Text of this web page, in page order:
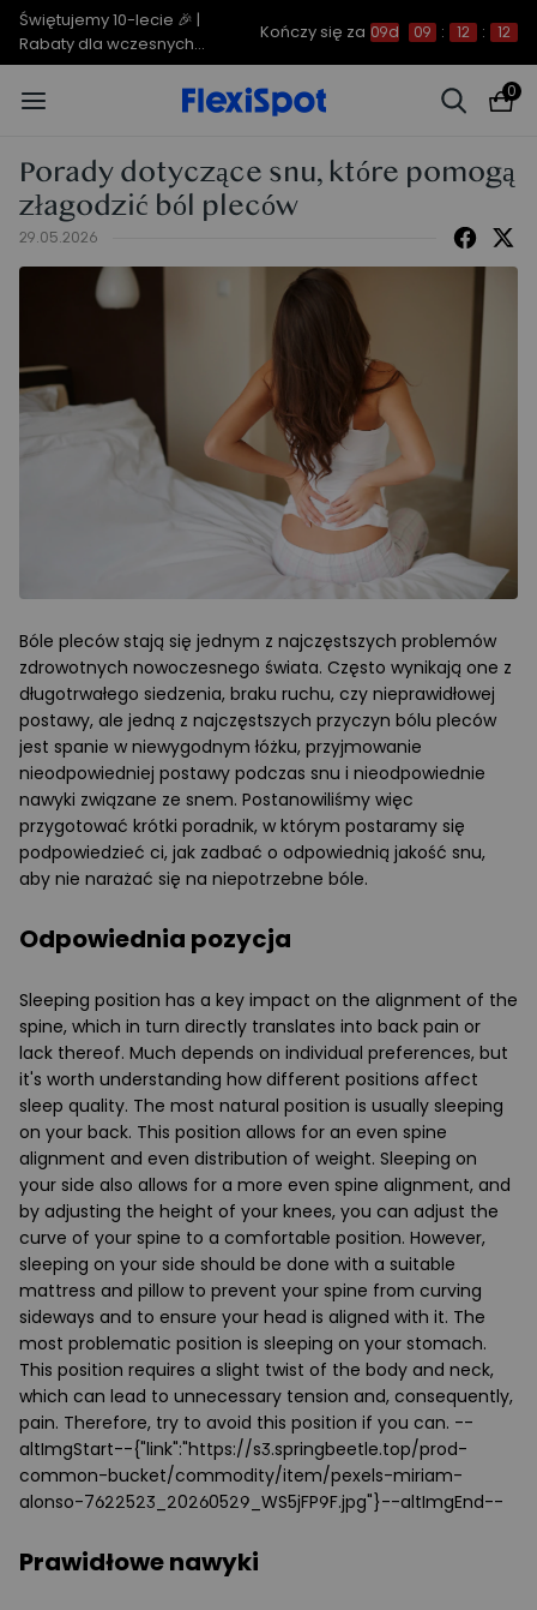
Świętujemy 10-lecie 🎉 |
Rabaty dla wczesnych
ptaków do 850 zł
Kończy się za 09d 09 : 12 : 12
0
Porady dotyczące snu, które pomogą
złagodzić ból pleców
29.05.2026
Bóle pleców stają się jednym z najczęstszych problemów
zdrowotnych nowoczesnego świata. Często wynikają one z
długotrwałego siedzenia, braku ruchu, czy nieprawidłowej
postawy, ale jedną z najczęstszych przyczyn bólu pleców
jest spanie w niewygodnym łóżku, przyjmowanie
nieodpowiedniej postawy podczas snu i nieodpowiednie
nawyki związane ze snem. Postanowiliśmy więc
przygotować krótki poradnik, w którym postaramy się
podpowiedzieć ci, jak zadbać o odpowiednią jakość snu,
aby nie narażać się na niepotrzebne bóle.
Odpowiednia pozycja
Sleeping position has a key impact on the alignment of the
spine, which in turn directly translates into back pain or
lack thereof. Much depends on individual preferences, but
it's worth understanding how different positions affect
sleep quality. The most natural position is usually sleeping
on your back. This position allows for an even spine
alignment and even distribution of weight. Sleeping on
your side also allows for a more even spine alignment, and
by adjusting the height of your knees, you can adjust the
curve of your spine to a comfortable position. However,
sleeping on your side should be done with a suitable
mattress and pillow to prevent your spine from curving
sideways and to ensure your head is aligned with it. The
most problematic position is sleeping on your stomach.
This position requires a slight twist of the body and neck,
which can lead to unnecessary tension and, consequently,
pain. Therefore, try to avoid this position if you can. --
altImgStart--{"link":"https://s3.springbeetle.top/prod-
common-bucket/commodity/item/pexels-miriam-
alonso-7622523_20260529_WS5jFP9F.jpg"}--altImgEnd--
Prawidłowe nawyki